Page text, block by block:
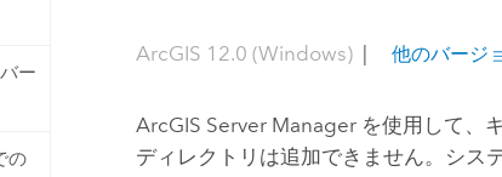
ー
の
ArcGIS 12.0 (Windows) | 他のバージ
ArcGIS Server Manager を使用して、
ディレクトリは追加できません。シス